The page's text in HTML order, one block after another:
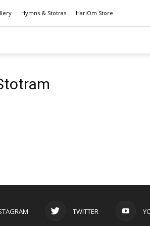
Hymns & Stotras HariOm Store
TWITTER